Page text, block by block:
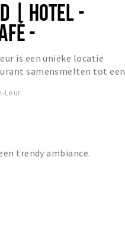
| HOTEL -
-
is een unieke locatie
samensmelten tot een
Leur
trendy ambiance.